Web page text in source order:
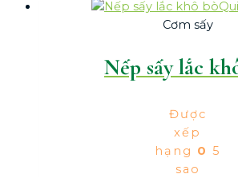
Cơm sấy
Nếp sấy lắc
Được
xếp
hạng 0 5
sao